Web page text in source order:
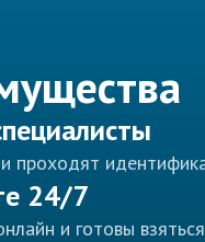
проходят
24/7
и готовы